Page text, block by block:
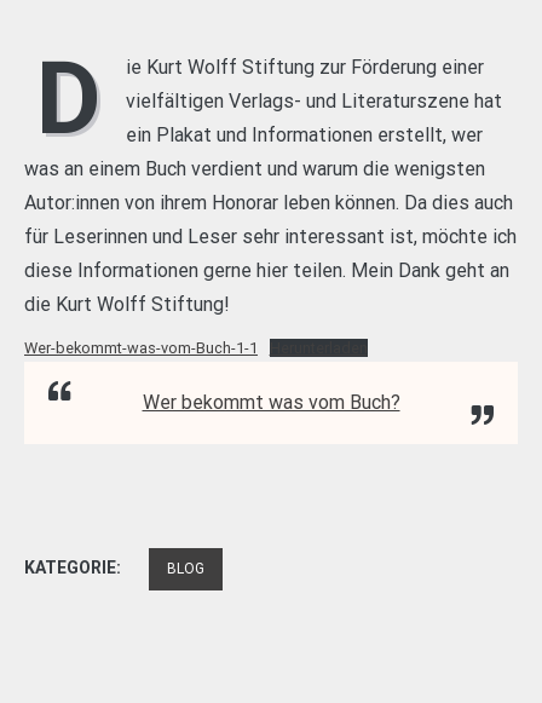
D
ie Kurt Wolff Stiftung zur Förderung einer
vielfältigen Verlags- und Literaturszene hat
ein Plakat und Informationen erstellt, wer
was an einem Buch verdient und warum die wenigsten
Autor:innen von ihrem Honorar leben können. Da dies auch
für Leserinnen und Leser sehr interessant ist, möchte ich
diese Informationen gerne hier teilen. Mein Dank geht an
die Kurt Wolff Stiftung!
Wer-bekommt-was-vom-Buch-1-1
Wer bekommt was vom Buch?
KATEGORIE: BLOG